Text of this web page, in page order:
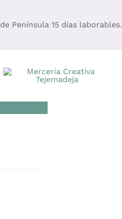
Península 15 días laborables.